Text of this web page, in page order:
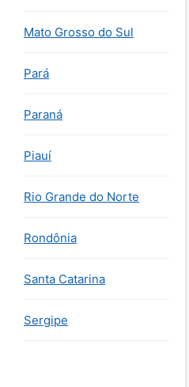
Mato Grosso do Sul
Pará
Paraná
Piauí
Rio Grande do Norte
Rondônia
Santa Catarina
Sergipe